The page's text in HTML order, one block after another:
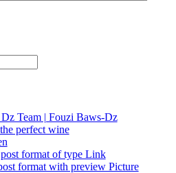
Team | Fouzi Baws-Dz
perfect wine
format of type Link
format with preview Picture